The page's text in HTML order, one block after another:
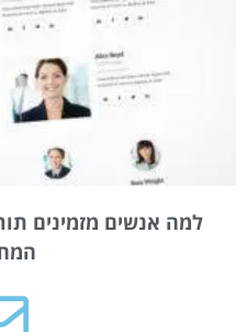
למה אנשים מזמינים